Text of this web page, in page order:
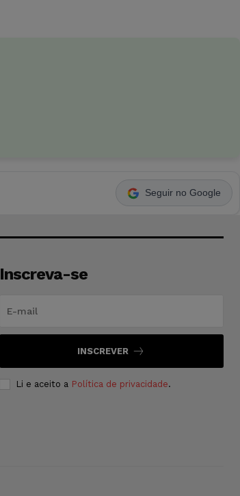
Seguir no Google
Inscreva-se
INSCREVER
Li e aceito a Política de privacidade.